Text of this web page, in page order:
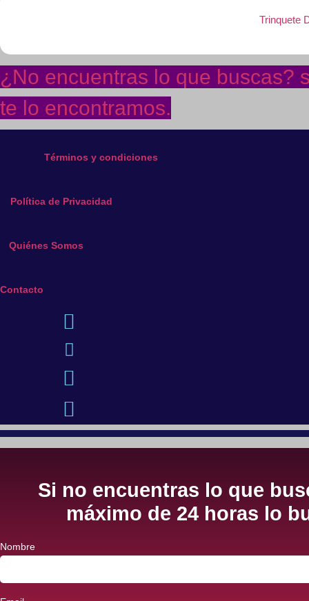
Trinquete
¿No encuentras lo que buscas?
te lo encontramos.
Términos y condiciones
Política de Privacidad
Quiénes Somos
Contacto
Si no encuentras lo que
máximo de 24 horas lo
Nombre